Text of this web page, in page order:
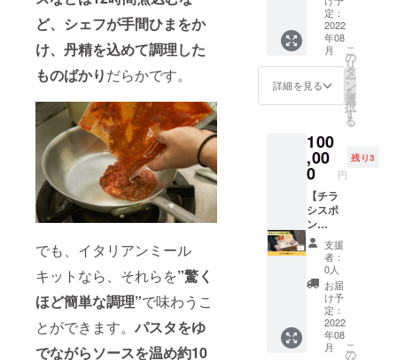
ど、シェフが手間ひまをか
け、丹精を込めて調理した
ものばかりだらかです。
でも、イタリアンミール
キットなら、それらを”驚く
ほど簡単な調理”で味わうこ
とができます。 パスタをゆ
でながらソースを温め約10
ジョ
（240g
×1PC）
・自家
製ソー
セージ
（200g
×1PC（
入））
・シナ
モンピ
クルス
液
（280g
×1PC）
※全て2
人前の
パック
になり
ます。
※仕入れ
の状況
にてグ
ラム数
りま
す。 ※
送料込
みのお
値段で
ンピク
ルス液
(280g×
1PC) ・
鮮魚の
トビー
ル蒸し
自家製
ソー
セー
ジ
(200g×
1PC 5
本入) ※
全て2人
前の
パック
になり
ます。
※仕入れ
の状況
にてグ
ルス液
(280g×
1PC) ・
特製
バー
(70g×1
PC) ・
自家製
ソー
セージ
のア
ヒー
ジョ
(240g×
1PC) ・
自家製
ソー
セー
ジ
入る」
LINE公
式アカ
ウント
に登録
ができ
■商品内
特製ラ
グー
ソース
(300g×
1PC) ・
イイダ
コのピ
リ辛ア
ラビ
アー
タ
TA」の
店内で
PRでき
ます。
※A4サ
イズ以
を
「OSPI
TA」に
送付い
ただき
ます。
※チラシ
送付費
用はご
負担い
ただき
ます。
※チラシ
等設置
期間は
2022年
ポン
サーに
なれる
権利で
す。 商
品を送
付する
際に企
ンサー
として
御社の
ステッ
カーを
パッ
ケージ
に貼り
付けさ
せてい
ただき
ます。
あなた
の商品
やサー
ビスを
定：
2022
年08
月
詳細を見る
こ
の
リ
タ
ー
ン
を
選
択
す
る
100
,00
0 円
残り3
【チラ
シスポ
ン
サー】
「OSPI
TA」の
企業ス
ポン
サーに
なれる
権利で
す。 商
支援
者：
0人
お届
け予
定：
2022
年08
月
こ
の